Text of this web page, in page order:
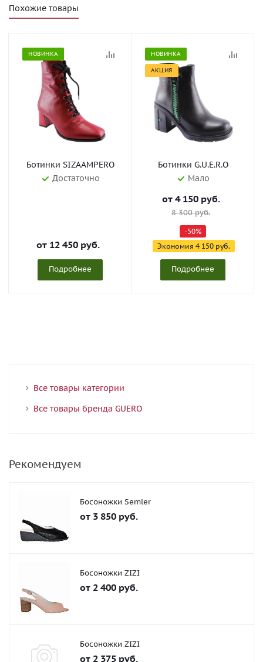
Похожие товары
НОВИНКА
Ботинки SIZAAMPERO
Достаточно
от 12 450 руб.
Подробнее
НОВИНКА
АКЦИЯ
Ботинки G.U.E.R.O
Мало
от 4 150 руб.
8 300 руб.
-50%
Экономия 4 150 руб.
Подробнее
Все товары категории
Все товары бренда GUERO
Рекомендуем
Босоножки Semler
от 3 850 руб.
Босоножки ZIZI
от 2 400 руб.
Босоножки ZIZI
от 2 375 руб.